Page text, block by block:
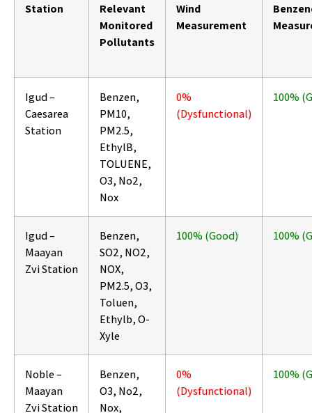
Station
Relevant
Monitored
Pollutants
Wind
Measurement
Igud –
Caesarea
Station
Benzen,
PM10,
PM2.5,
EthylB,
TOLUENE,
O3, No2,
Nox
0%
(Dysfunctional)
100%
Igud –
Maayan
Zvi Station
Benzen,
SO2, NO2,
NOX,
PM2.5, O3,
Toluen,
Ethylb, O-
Xyle
100% (Good) 100%
Noble –
Maayan
Zvi Station
Benzen,
O3, No2,
Nox,
0%
(Dysfunctional)
100%